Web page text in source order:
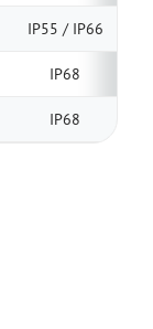
IP55 / IP66
IP68
IP68